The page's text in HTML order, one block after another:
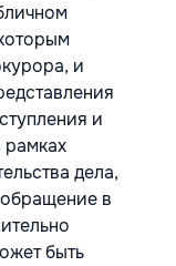
и
и
рамках
дела,
в
быть